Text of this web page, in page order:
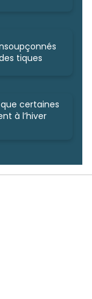
tiques
certaines
à l’hiver